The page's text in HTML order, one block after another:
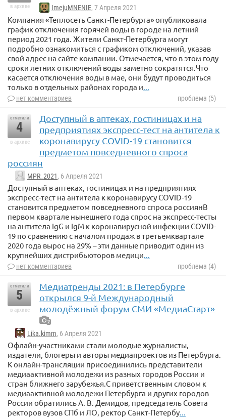
в архиве ImejuMNENIE, 7 Апреля 2021
Компания «Теплосеть Санкт-Петербурга» опубликовала
график отключения горячей воды в городе на летний
период 2021 года. Жители Санкт-Петербурга могут
подробно ознакомиться с графиком отключений, указав
свой адрес на сайте компании. Отмечается, что в этом году
сроки летних отключений воды заметно сократятся.Что
касается отключения воды в мае, они будут проводиться
только в отдельных районах города и
нет комментариев проблема (5)
отметили
4
в архиве
Доступный в аптеках, гостиницах и на
предприятиях экспресс-тест на антитела к
коронавирусу COVID-19 становится
предметом повседневного спроса
россиян
MPR_2021, 6 Апреля 2021
Доступный в аптеках, гостиницах и на предприятиях
экспресс-тест на антитела к коронавирусу COVID-19
становится предметом повседневного спроса россиянВ
первом квартале нынешнего года спрос на экспресс-тесты
на антитела IgG и IgM к коронавирусной инфекции COVID-
19 по сравнению с началом продаж в третьемквартале
2020 года вырос на 29% – эти данные приводит один из
крупнейших дистрибьюторов медици...
нет комментариев проблема (4)
отметили
5
в архиве
Медиатренды 2021: в Петербурге
открылся 9-й Международный
молодёжный форум СМИ «МедиаСтарт»
2
Lika.kimm, 6 Апреля 2021
Офлайн-участниками стали молодые журналисты,
издатели, блогеры и авторы медиапроектов из Петербурга.
К онлайн-трансляции присоединились представители
медиаактивной молодежи из разных городов России и
стран ближнего зарубежья.С приветственным словом к
медиаактивной молодежи Петербурга и других городов
России обратились А. В. Демидов, председатель Совета
ректоров вузов СПб и ЛО, ректор Санкт-Петербу...